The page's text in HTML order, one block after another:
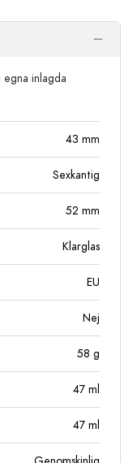
inlagda
43 mm
Sexkantig
52 mm
Klarglas
EU
Nej
58 g
47 ml
47 ml